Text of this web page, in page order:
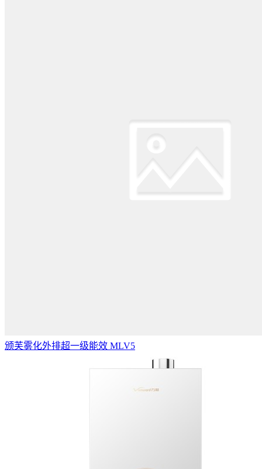
颁芙雾化外排超一级能效 MLV5